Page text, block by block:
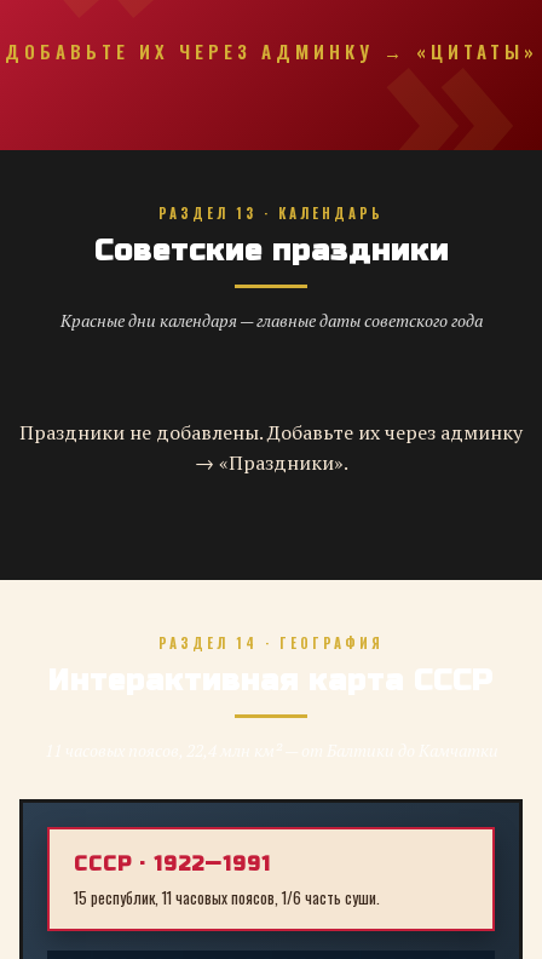
ДОБАВЬТЕ ИХ ЧЕРЕЗ АДМИНКУ → «ЦИТАТЫ»
РАЗДЕЛ 13 · КАЛЕНДАРЬ
Советские праздники
Красные дни календаря — главные даты советского года
Праздники не добавлены. Добавьте их через админку
→ «Праздники».
РАЗДЕЛ 14 · ГЕОГРАФИЯ
Интерактивная карта СССР
СССР · 1922—1991
15 республик, 11 часовых поясов, 1/6 часть суши.